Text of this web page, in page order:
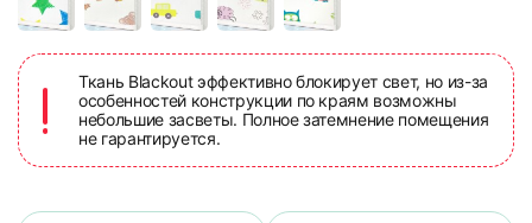
Ткань Blackout эффективно блокирует свет, но из-за
особенностей конструкции по краям возможны
небольшие засветы. Полное затемнение помещения
не гарантируется.